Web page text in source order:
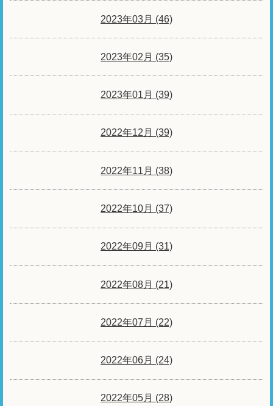
2023年03月 (46)
2023年02月 (35)
2023年01月 (39)
2022年12月 (39)
2022年11月 (38)
2022年10月 (37)
2022年09月 (31)
2022年08月 (21)
2022年07月 (22)
2022年06月 (24)
2022年05月 (28)